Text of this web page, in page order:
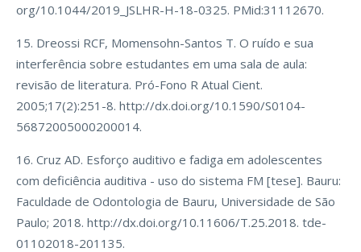
org/10.1044/2019_JSLHR-H-18-0325. PMid:31112670.
15. Dreossi RCF, Momensohn-Santos T. O ruído e sua
interferência sobre estudantes em uma sala de aula:
revisão de literatura. Pró-Fono R Atual Cient.
2005;17(2):251-8. http://dx.doi.org/10.1590/S0104-
56872005000200014.
16. Cruz AD. Esforço auditivo e fadiga em adolescentes
com deficiência auditiva - uso do sistema FM [tese]. Bauru:
Faculdade de Odontologia de Bauru, Universidade de São
Paulo; 2018. http://dx.doi.org/10.11606/T.25.2018. tde-
01102018-201135.